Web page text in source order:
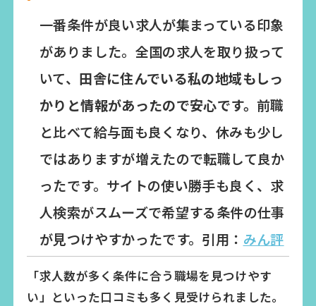
一番条件が良い求人が集まっている印象
がありました。全国の求人を取り扱って
いて、 田舎に住んでいる私の地域もしっ
かりと情報があったので安心です。 前職
と比べて給与面も良くなり、休みも少し
ではありますが増えたので転職して良か
ったです。サイトの使い勝手も良く、求
人検索がスムーズで希望する条件の仕事
が見つけやすかったです。引用： みん評
「求人数が多く条件に合う職場を見つけやす
い」といった口コミも多く見受けられました。